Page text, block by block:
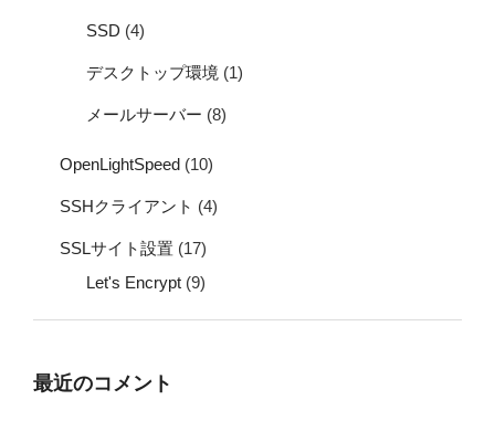
SSD (4)
デスクトップ環境 (1)
メールサーバー (8)
OpenLightSpeed (10)
SSHクライアント (4)
SSLサイト設置 (17)
Let's Encrypt (9)
最近のコメント